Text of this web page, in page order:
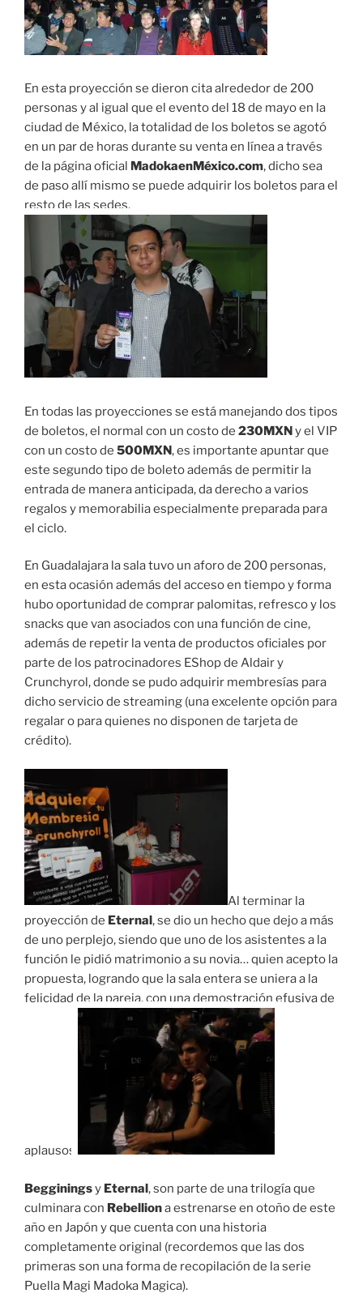
En esta proyección se dieron cita alrededor de 200
personas y al igual que el evento del 18 de mayo en la
ciudad de México, la totalidad de los boletos se agotó
en un par de horas durante su venta en línea a través
de la página oficial MadokaenMéxico.com, dicho sea
de paso allí mismo se puede adquirir los boletos para el
resto de las sedes.
En todas las proyecciones se está manejando dos tipos
de boletos, el normal con un costo de 230MXNy el VIP
con un costo de 500MXN, es importante apuntar que
este segundo tipo de boleto además de permitir la
entrada de manera anticipada, da derecho a varios
regalos y memorabilia especialmente preparada para
el ciclo.
En Guadalajara la sala tuvo un aforo de 200 personas,
en esta ocasión además del acceso en tiempo y forma
hubo oportunidad de comprar palomitas, refresco y los
snacks que van asociados con una función de cine,
además de repetir la venta de productos oficiales por
parte de los patrocinadores EShop de Aldair y
Crunchyrol, donde se pudo adquirir membresías para
dicho servicio de streaming (una excelente opción para
regalar o para quienes no disponen de tarjeta de
crédito).
Al terminar la
proyección de Eternal, se dio un hecho que dejo a más
de uno perplejo, siendo que uno de los asistentes a la
función le pidió matrimonio a su novia… quien acepto la
propuesta, logrando que la sala entera se uniera a la
felicidad de la pareja, con una demostración efusiva de
aplausos.
Begginingsy Eternal, son parte de una trilogía que
culminara con Rebelliona estrenarse en otoño de este
año en Japón y que cuenta con una historia
completamente original (recordemos que las dos
primeras son una forma de recopilación de la serie
Puella Magi Madoka Magica).